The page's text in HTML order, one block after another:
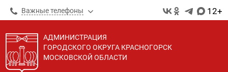
Важные телефоны 12+
АДМИНИСТРАЦИЯ
ГОРОДСКОГО ОКРУГА КРАСНОГОРСК
МОСКОВСКОЙ ОБЛАСТИ